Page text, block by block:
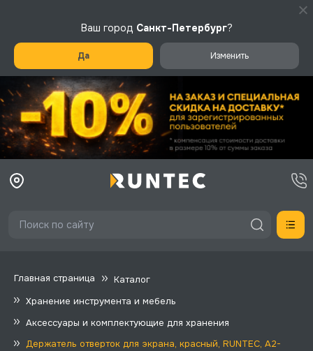
Ваш город Санкт-Петербург?
Да Изменить
Главная страница
Каталог
Хранение инструмента и мебель
Аксессуары и комплектующие для хранения
Держатель отверток для экрана, красный, RUNTEC, A2-